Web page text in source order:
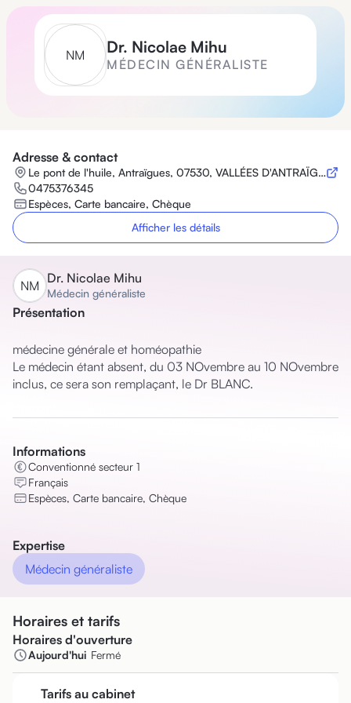
NM Dr. Nicolae Mihu
MÉDECIN GÉNÉRALISTE
Adresse & contact
Le pont de l'huile, Antraïgues, 07530, VALLÉES D'ANTRAÏGUES ASPERJOC
0475376345
Espèces, Carte bancaire, Chèque
Afficher les détails
NM Dr. Nicolae Mihu
Médecin généraliste
Présentation
médecine générale et homéopathie
Le médecin étant absent, du 03 NOvembre au 10 NOvembre
inclus, ce sera son remplaçant, le Dr BLANC.
Informations
Conventionné secteur 1
Français
Espèces, Carte bancaire, Chèque
Expertise
Médecin généraliste
Horaires et tarifs
Horaires d'ouverture
Aujourd'hui Fermé
Tarifs au cabinet